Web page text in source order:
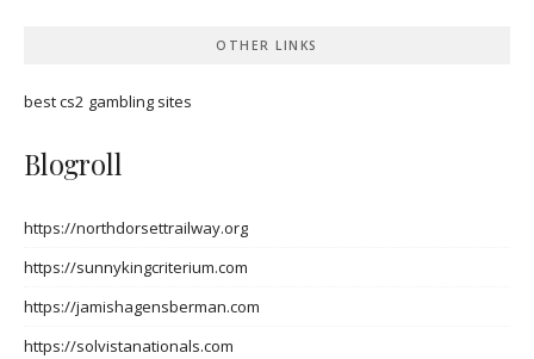
OTHER LINKS
best cs2 gambling sites
Blogroll
https://northdorsettrailway.org
https://sunnykingcriterium.com
https://jamishagensberman.com
https://solvistanationals.com